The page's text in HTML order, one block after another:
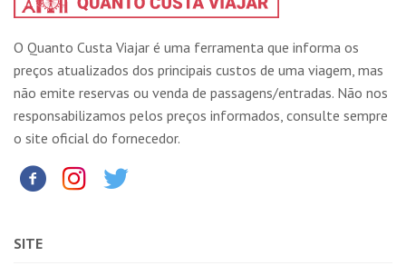
O Quanto Custa Viajar é uma ferramenta que informa os
preços atualizados dos principais custos de uma viagem, mas
não emite reservas ou venda de passagens/entradas. Não nos
responsabilizamos pelos preços informados, consulte sempre
o site oficial do fornecedor.
SITE